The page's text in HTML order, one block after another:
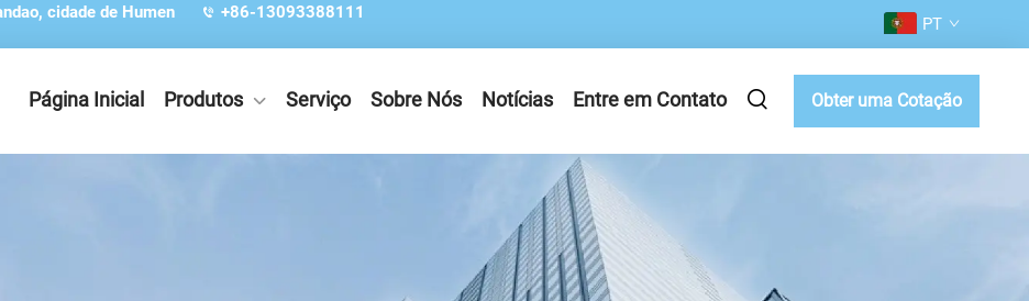
cidade de Humen
+86-13093388111
PT
Página Inicial Produtos Serviço Sobre Nós Notícias Entre em Contato Obter uma Cotação